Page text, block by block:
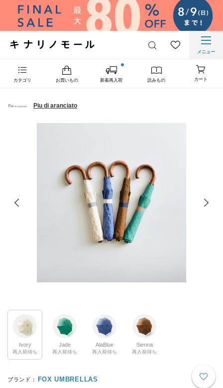
メニュー
カテゴリ お買いもの 新着再入荷 読みもの カート
Piu di aranciato
Ivory
再入荷待ち
Jade
再入荷待ち
AlaBlue
再入荷待ち
Sienna
再入荷待ち
FOX UMBRELLAS